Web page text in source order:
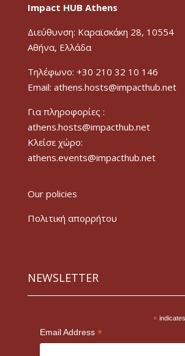
Impact HUB Athens
Διεύθυνση: Καραϊσκάκη 28, 10554
Αθήνα, Ελλάδα
Τηλέφωνο: +30 210 32 10 146
Email: athens.hosts@impacthub.net
Για πληροφορίες :
athens.hosts@impacthub.net
Κλείσε χώρο:
athens.events@impacthub.net
Our policies
Πολιτική απορρήτου
NEWSLETTER
*
Email Address *